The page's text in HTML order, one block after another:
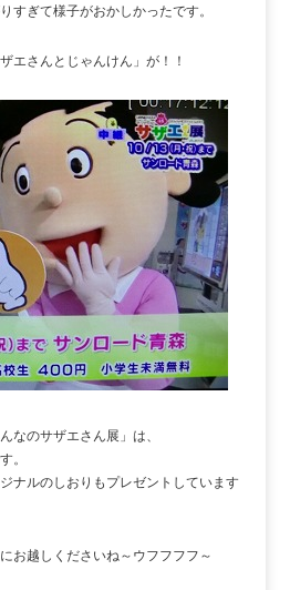
すぎて様子がおかしかったです。
エさんとじゃんけん」が！！
なのサザエさん展」は、
。
ナルのしおりもプレゼントしています
お越しくださいね～ウフフフフ～